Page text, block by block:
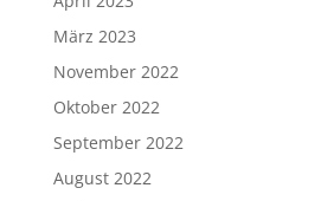
März 2023
November 2022
Oktober 2022
September 2022
August 2022